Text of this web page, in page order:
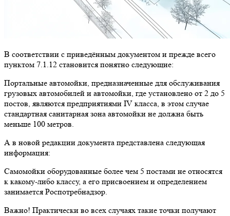
В соответствии с приведённым документом и прежде всего
пунктом 7.1.12 становится понятно следующие:
Портальные автомойки, предназначенные для обслуживания
грузовых автомобилей и автомойки, где установлено от 2 до 5
постов, являются предприятиями IV класса, в этом случае
стандартная санитарная зона автомойки не должна быть
меньше 100 метров.
А в новой редакции документа представлена следующая
информация:
Самомойки оборудованные более чем 5 постами не относятся
к какому-либо классу, а его присвоением и определением
занимается Роспотребнадзор.
Важно! Практически во всех случаях такие точки получают